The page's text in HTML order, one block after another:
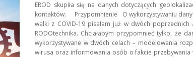
EROD skupiła się na danych dotyczących
kontaktów. Przypomnienie O wykorzystywaniu
walki z COVID-19 pisałam już w dwóch poprzednich
RODOtechnika. Chciałabym przypomnieć tylko, że
wykorzystywane w dwóch celach – modelowania
wirusa oraz informowania osób o fakcie